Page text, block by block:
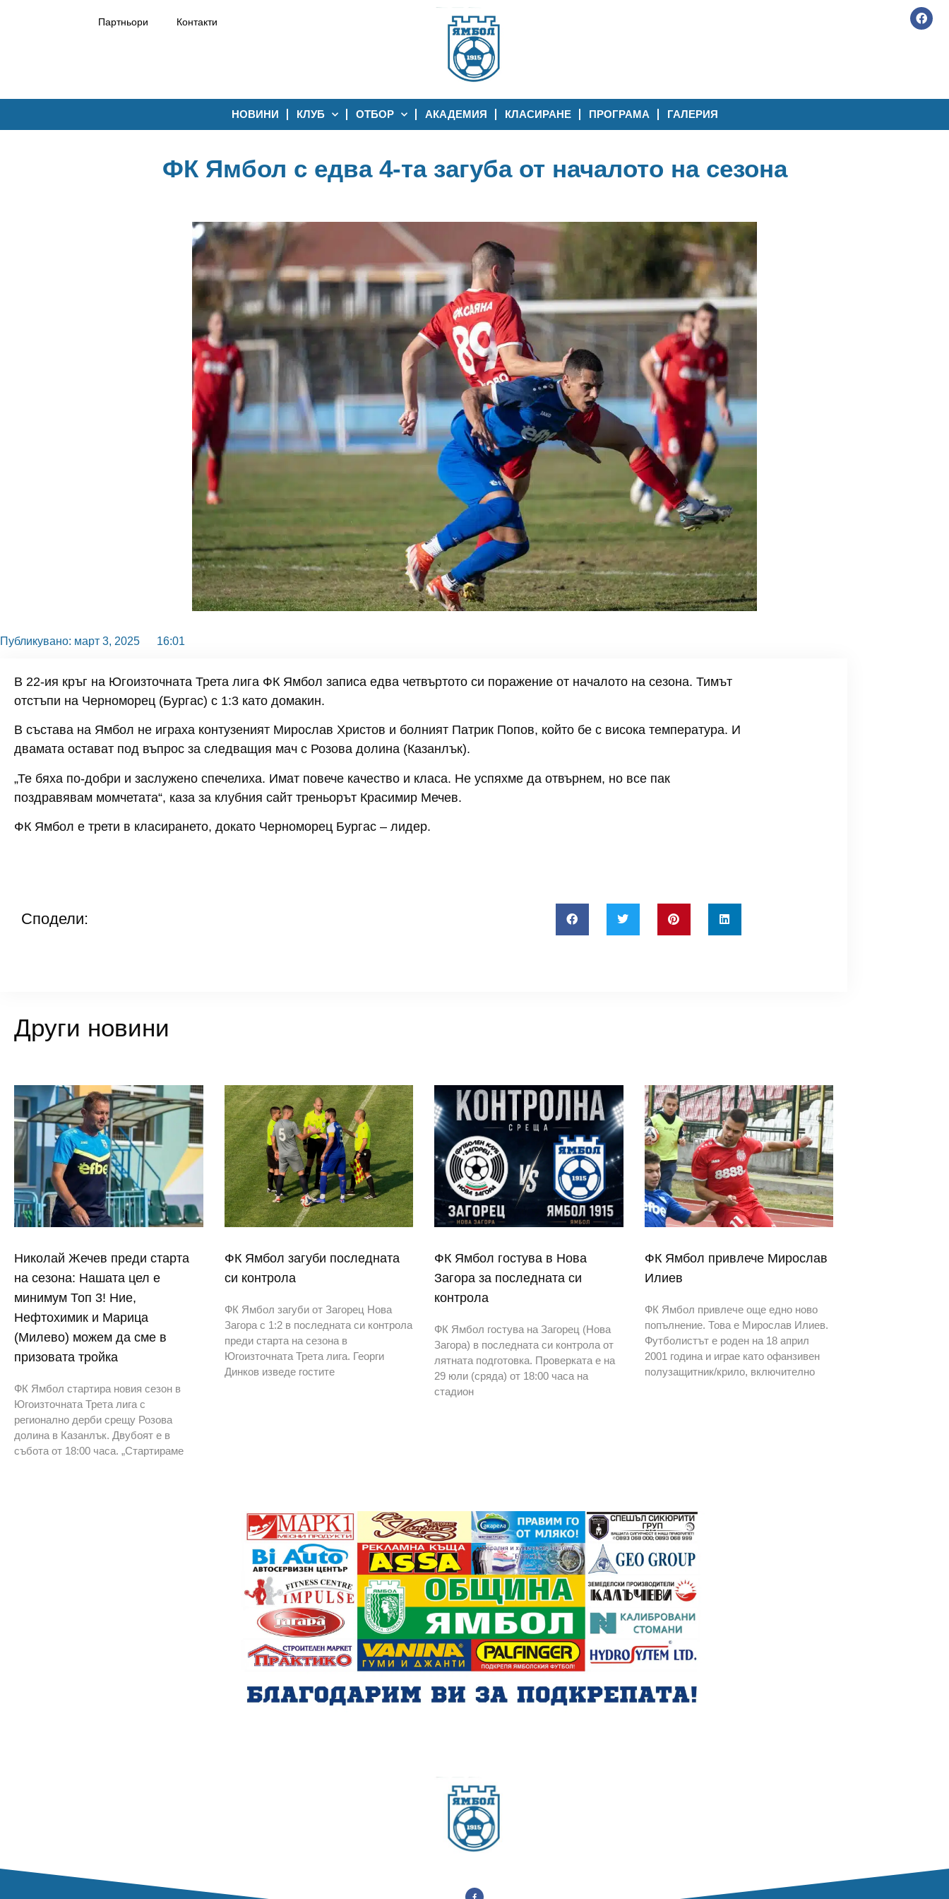
Партньори Контакти
НОВИНИ КЛУБ ОТБОР АКАДЕМИЯ КЛАСИРАНЕ ПРОГРАМА ГАЛЕРИЯ
ФК Ямбол с едва 4-та загуба от началото на сезона
Публикувано: март 3, 2025 16:01
В 22-ия кръг на Югоизточната Трета лига ФК Ямбол записа едва четвъртото си поражение от началото на сезона. Тимът
отстъпи на Черноморец (Бургас) с 1:3 като домакин.
В състава на Ямбол не играха контузеният Мирослав Христов и болният Патрик Попов, който бе с висока температура. И
двамата остават под въпрос за следващия мач с Розова долина (Казанлък).
„Те бяха по-добри и заслужено спечелиха. Имат повече качество и класа. Не успяхме да отвърнем, но все пак
поздравявам момчетата“, каза за клубния сайт треньорът Красимир Мечев.
ФК Ямбол е трети в класирането, докато Черноморец Бургас – лидер.
Сподели:
Други новини
Николай Жечев преди старта
на сезона: Нашата цел е
минимум Топ 3! Ние,
Нефтохимик и Марица
(Милево) можем да сме в
призовата тройка
ФК Ямбол стартира новия сезон в
Югоизточната Трета лига с
регионално дерби срещу Розова
долина в Казанлък. Двубоят е в
събота от 18:00 часа. „Стартираме
ФК Ямбол загуби последната
си контрола
ФК Ямбол загуби от Загорец Нова
Загора с 1:2 в последната си контрола
преди старта на сезона в
Югоизточната Трета лига. Георги
Динков изведе гостите
ФК Ямбол гостува в Нова
Загора за последната си
контрола
ФК Ямбол гостува на Загорец (Нова
Загора) в последната си контрола от
лятната подготовка. Проверката е на
29 юли (сряда) от 18:00 часа на
стадион
ФК Ямбол привлече Мирослав
Илиев
ФК Ямбол привлече още едно ново
попълнение. Това е Мирослав Илиев.
Футболистът е роден на 18 април
2001 година и играе като офанзивен
полузащитник/крило, включително